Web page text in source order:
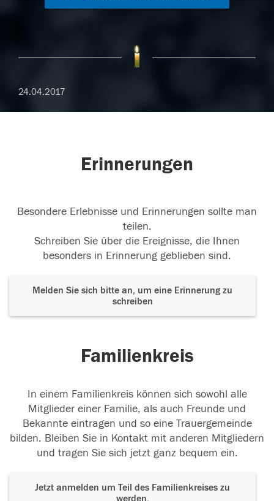
24.04.2017
Erinnerungen
Besondere Erlebnisse und Erinnerungen sollte man
teilen.
Schreiben Sie über die Ereignisse, die Ihnen
besonders in Erinnerung geblieben sind.
Melden Sie sich bitte an, um eine Erinnerung zu
schreiben
Familienkreis
In einem Familienkreis können sich sowohl alle
Mitglieder einer Familie, als auch Freunde und
Bekannte eintragen und so eine Trauergemeinde
bilden. Bleiben Sie in Kontakt mit anderen Mitgliedern
und tragen Sie sich jetzt ganz bequem ein.
Jetzt anmelden um Teil des Familienkreises zu
werden.